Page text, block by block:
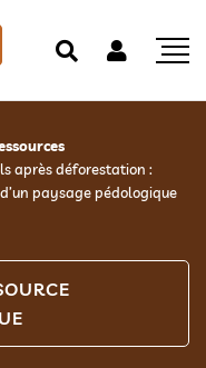
après déforestation :
paysage pédologique